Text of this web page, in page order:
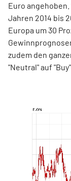
Euro
Jahren 2014 bis
Europa um 30
zudem den
"Neutral" auf